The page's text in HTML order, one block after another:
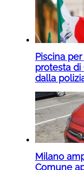
Piscina
protesta di
dalla
Milano
Comune